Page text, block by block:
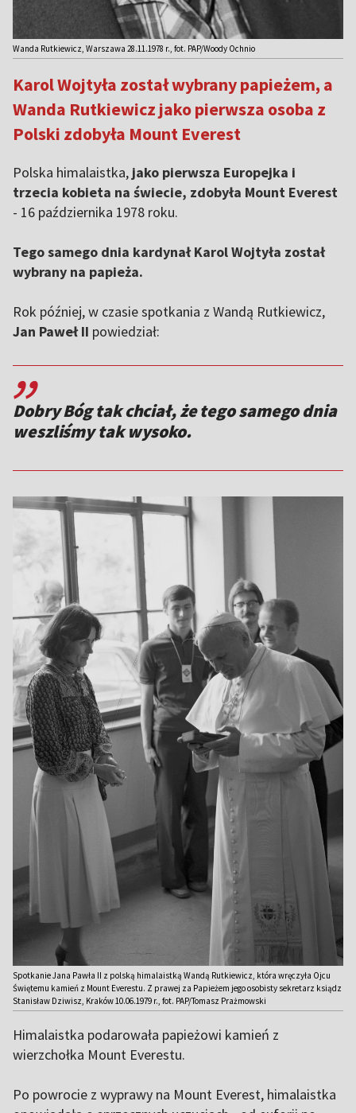
Wanda Rutkiewicz, Warszawa 28.11.1978 r., fot. PAP/Woody Ochnio
Karol Wojtyła został wybrany papieżem, a
Wanda Rutkiewicz jako pierwsza osoba z
Polski zdobyła Mount Everest
Polska himalaistka, jako pierwsza Europejka i
trzecia kobieta na świecie, zdobyła Mount Everest
- 16 października 1978 roku.
Tego samego dnia kardynał Karol Wojtyła został
wybrany na papieża.
Rok później, w czasie spotkania z Wandą Rutkiewicz,
Jan Paweł II powiedział:
,,
Dobry Bóg tak chciał, że tego samego dnia
weszliśmy tak wysoko.
Spotkanie Jana Pawła II z polską himalaistką Wandą Rutkiewicz, która wręczyła Ojcu
Świętemu kamień z Mount Everestu. Z prawej za Papieżem jego osobisty sekretarz ksiądz
Stanisław Dziwisz, Kraków 10.06.1979 r., fot. PAP/Tomasz Prażmowski
Himalaistka podarowała papieżowi kamień z
wierzchołka Mount Everestu.
Po powrocie z wyprawy na Mount Everest, himalaistka